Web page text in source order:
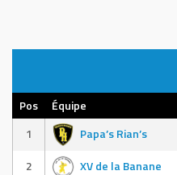
Pos Équipe
1
Papa’s Rian’s
2
XV de la Banane